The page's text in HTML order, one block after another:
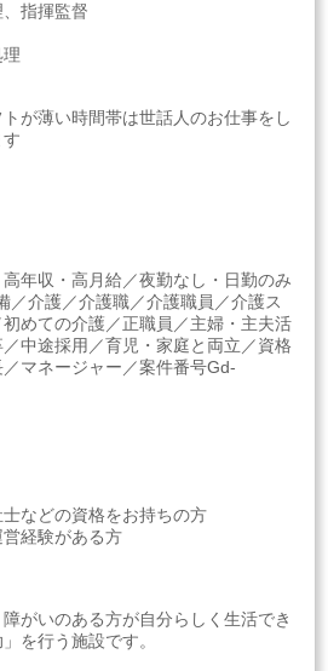
、指揮監督
理
が薄い時間帯は世話人のお仕事をし
年収・高月給／夜勤なし・日勤のみ
／介護／介護職／介護職員／介護ス
めての介護／正職員／主婦・主夫活
中途採用／育児・家庭と両立／資格
マネージャー／案件番号Gd-
士などの資格をお持ちの方
営経験がある方
がいのある方が自分らしく生活でき
を行う施設です。